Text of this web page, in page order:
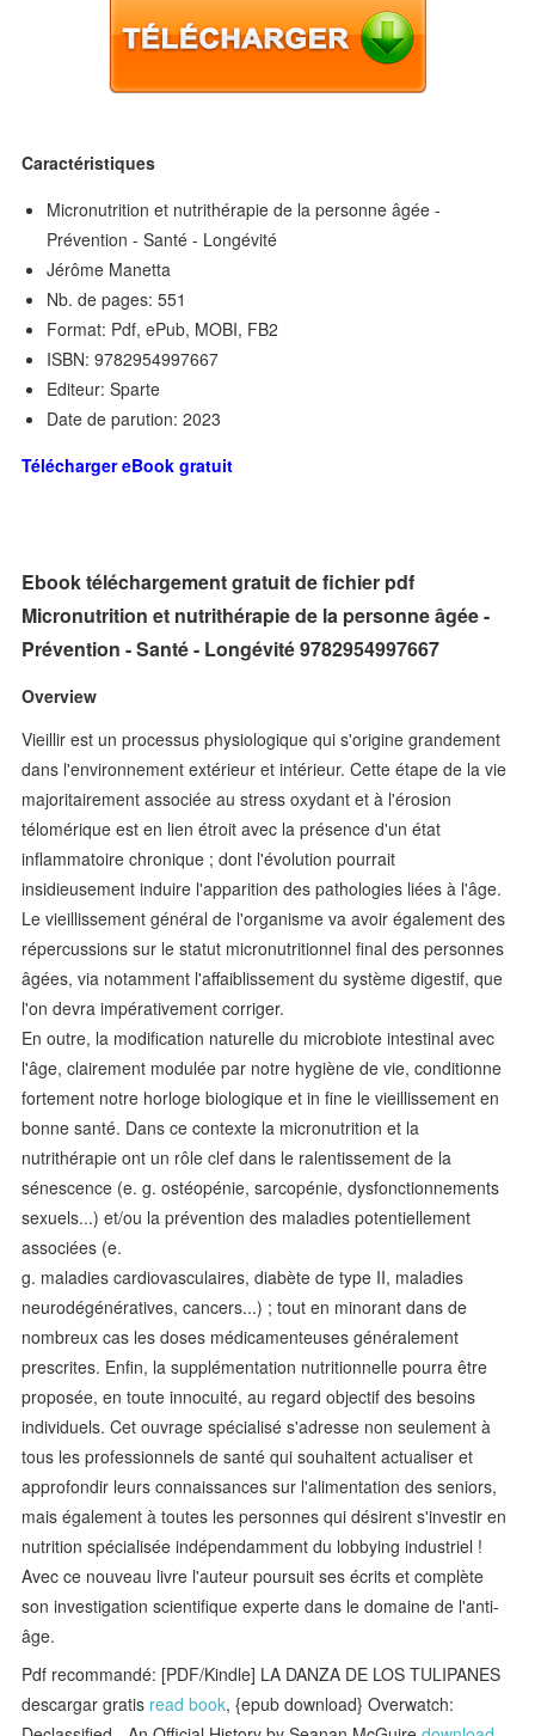
Caractéristiques
Micronutrition et nutrithérapie de la personne âgée -
Prévention - Santé - Longévité
Jérôme Manetta
Nb. de pages: 551
Format: Pdf, ePub, MOBI, FB2
ISBN: 9782954997667
Editeur: Sparte
Date de parution: 2023
Télécharger eBook gratuit
Ebook téléchargement gratuit de fichier pdf
Micronutrition et nutrithérapie de la personne âgée -
Prévention - Santé - Longévité 9782954997667
Overview
Vieillir est un processus physiologique qui s'origine grandement
dans l'environnement extérieur et intérieur. Cette étape de la vie
majoritairement associée au stress oxydant et à l'érosion
télomérique est en lien étroit avec la présence d'un état
inflammatoire chronique ; dont l'évolution pourrait
insidieusement induire l'apparition des pathologies liées à l'âge.
Le vieillissement général de l'organisme va avoir également des
répercussions sur le statut micronutritionnel final des personnes
âgées, via notamment l'affaiblissement du système digestif, que
l'on devra impérativement corriger.
En outre, la modification naturelle du microbiote intestinal avec
l'âge, clairement modulée par notre hygiène de vie, conditionne
fortement notre horloge biologique et in fine le vieillissement en
bonne santé. Dans ce contexte la micronutrition et la
nutrithérapie ont un rôle clef dans le ralentissement de la
sénescence (e. g. ostéopénie, sarcopénie, dysfonctionnements
sexuels...) et/ou la prévention des maladies potentiellement
associées (e.
g. maladies cardiovasculaires, diabète de type II, maladies
neurodégénératives, cancers...) ; tout en minorant dans de
nombreux cas les doses médicamenteuses généralement
prescrites. Enfin, la supplémentation nutritionnelle pourra être
proposée, en toute innocuité, au regard objectif des besoins
individuels. Cet ouvrage spécialisé s'adresse non seulement à
tous les professionnels de santé qui souhaitent actualiser et
approfondir leurs connaissances sur l'alimentation des seniors,
mais également à toutes les personnes qui désirent s'investir en
nutrition spécialisée indépendamment du lobbying industriel !
Avec ce nouveau livre l'auteur poursuit ses écrits et complète
son investigation scientifique experte dans le domaine de l'anti-
âge.
Pdf recommandé: [PDF/Kindle] LA DANZA DE LOS TULIPANES
descargar gratis read book, {epub download} Overwatch: